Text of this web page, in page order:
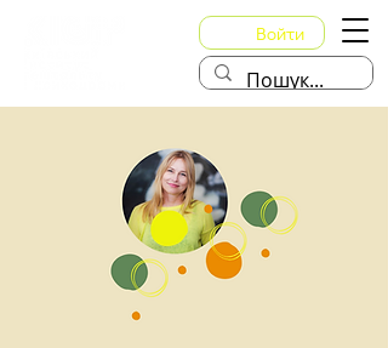
Войти